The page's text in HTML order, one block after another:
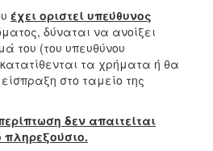
έχει οριστεί υπεύθυνος
δύναται να ανοίξει
του (του υπευθύνου
τα χρήματα ή θα
στο ταμείο της
δεν απαιτείται